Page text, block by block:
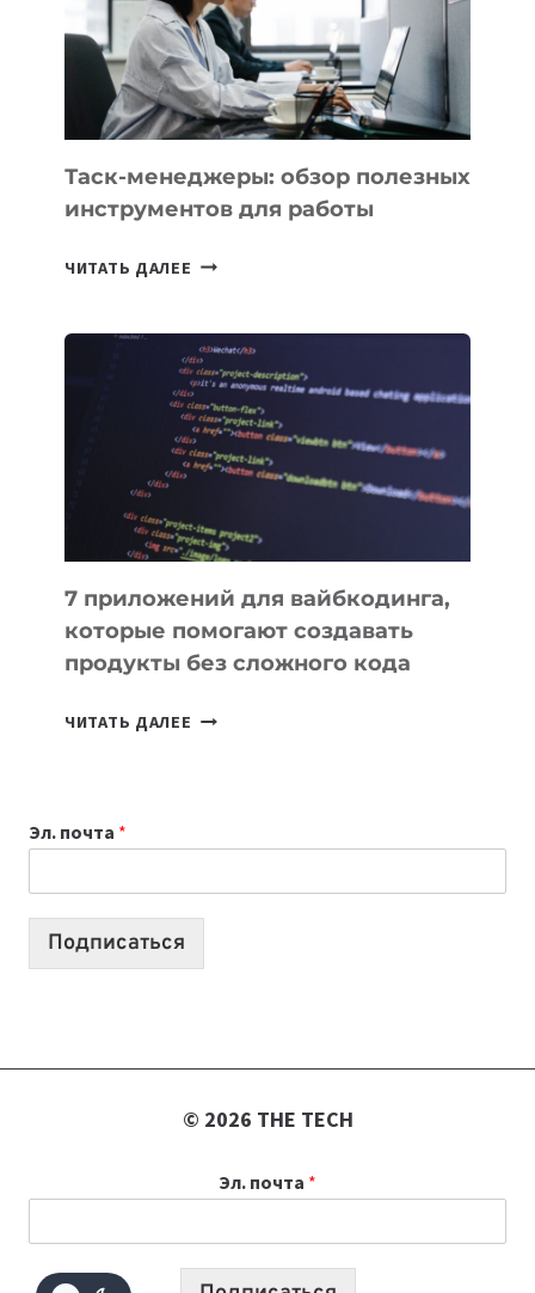
ЗАДАЧИ
ЕМУ
МОЖНО
ПОРУЧИТЬ
УЖЕ
СЕГОДНЯ
Таск-менеджеры: обзор полезных
инструментов для работы
ЧИТАТЬ ДАЛЕЕ ТАСК-
ПОЛЕЗНЫХ
ИНСТРУМЕНТОВ
ДЛЯ
РАБОТЫ
7 приложений для вайбкодинга,
которые помогают создавать
продукты без сложного кода
ЧИТАТЬ ДАЛЕЕ
СОЗДАВАТЬ
ПРОДУКТЫ
Эл. почта *
Подписаться
© 2026 THE TECH
Эл. почта *